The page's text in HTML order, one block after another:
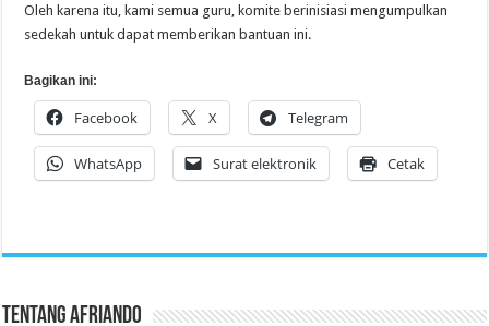
Oleh karena itu, kami semua guru, komite berinisiasi mengumpulkan
sedekah untuk dapat memberikan bantuan ini.
Bagikan ini:
Facebook X Telegram
WhatsApp Surat elektronik Cetak
Tentang Afriando